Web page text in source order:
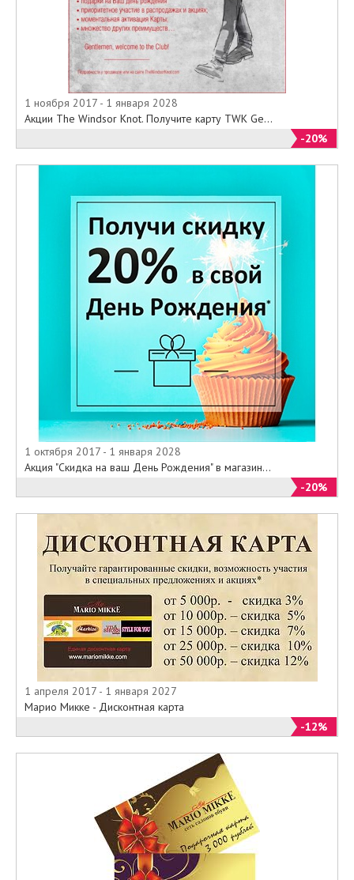
1 ноября 2017 - 1 января 2028
Акции The Windsor Knot. Получите карту TWK Ge...
-20%
1 октября 2017 - 1 января 2028
Акция "Скидка на ваш День Рождения" в магазин...
-20%
1 апреля 2017 - 1 января 2027
Марио Микке - Дисконтная карта
-12%